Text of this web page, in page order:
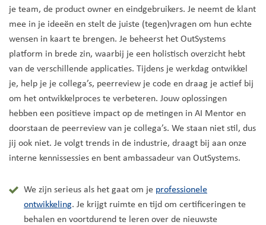
je team, de product owner en eindgebruikers. Je neemt de klant
mee in je ideeën en stelt de juiste (tegen)vragen om hun echte
wensen in kaart te brengen. Je beheerst het OutSystems
platform in brede zin, waarbij je een holistisch overzicht hebt
van de verschillende applicaties. Tijdens je werkdag ontwikkel
je, help je je collega’s, peerreview je code en draag je actief bij
om het ontwikkelproces te verbeteren. Jouw oplossingen
hebben een positieve impact op de metingen in AI Mentor en
doorstaan de peerreview van je collega’s. We staan niet stil, dus
jij ook niet. Je volgt trends in de industrie, draagt bij aan onze
interne kennissessies en bent ambassadeur van OutSystems.
We zijn serieus als het gaat om je professionele
ontwikkeling. Je krijgt ruimte en tijd om certificeringen te
behalen en voortdurend te leren over de nieuwste